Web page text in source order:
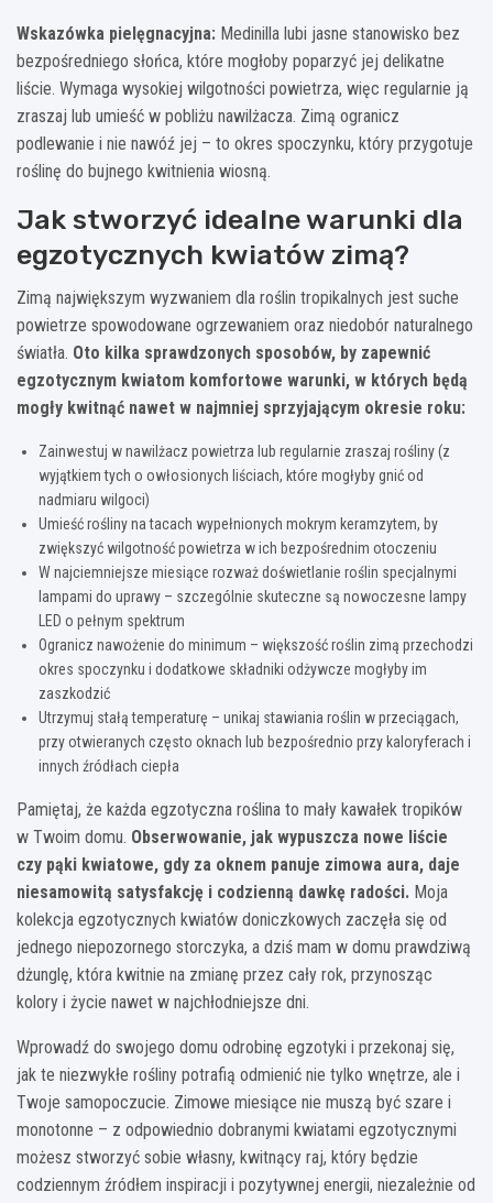
Wskazówka pielęgnacyjna: Medinilla lubi jasne stanowisko bez
bezpośredniego słońca, które mogłoby poparzyć jej delikatne
liście. Wymaga wysokiej wilgotności powietrza, więc regularnie ją
zraszaj lub umieść w pobliżu nawilżacza. Zimą ogranicz
podlewanie i nie nawóź jej – to okres spoczynku, który przygotuje
roślinę do bujnego kwitnienia wiosną.
Jak stworzyć idealne warunki dla
egzotycznych kwiatów zimą?
Zimą największym wyzwaniem dla roślin tropikalnych jest suche
powietrze spowodowane ogrzewaniem oraz niedobór naturalnego
światła. Oto kilka sprawdzonych sposobów, by zapewnić
egzotycznym kwiatom komfortowe warunki, w których będą
mogły kwitnąć nawet w najmniej sprzyjającym okresie roku:
Zainwestuj w nawilżacz powietrza lub regularnie zraszaj rośliny (z
wyjątkiem tych o owłosionych liściach, które mogłyby gnić od
nadmiaru wilgoci)
Umieść rośliny na tacach wypełnionych mokrym keramzytem, by
zwiększyć wilgotność powietrza w ich bezpośrednim otoczeniu
W najciemniejsze miesiące rozważ doświetlanie roślin specjalnymi
lampami do uprawy – szczególnie skuteczne są nowoczesne lampy
LED o pełnym spektrum
Ogranicz nawożenie do minimum – większość roślin zimą przechodzi
okres spoczynku i dodatkowe składniki odżywcze mogłyby im
zaszkodzić
Utrzymuj stałą temperaturę – unikaj stawiania roślin w przeciągach,
przy otwieranych często oknach lub bezpośrednio przy kaloryferach i
innych źródłach ciepła
Pamiętaj, że każda egzotyczna roślina to mały kawałek tropików
w Twoim domu. Obserwowanie, jak wypuszcza nowe liście
czy pąki kwiatowe, gdy za oknem panuje zimowa aura, daje
niesamowitą satysfakcję i codzienną dawkę radości. Moja
kolekcja egzotycznych kwiatów doniczkowych zaczęła się od
jednego niepozornego storczyka, a dziś mam w domu prawdziwą
dżunglę, która kwitnie na zmianę przez cały rok, przynosząc
kolory i życie nawet w najchłodniejsze dni.
Wprowadź do swojego domu odrobinę egzotyki i przekonaj się,
jak te niezwykłe rośliny potrafią odmienić nie tylko wnętrze, ale i
Twoje samopoczucie. Zimowe miesiące nie muszą być szare i
monotonne – z odpowiednio dobranymi kwiatami egzotycznymi
możesz stworzyć sobie własny, kwitnący raj, który będzie
codziennym źródłem inspiracji i pozytywnej energii, niezależnie od